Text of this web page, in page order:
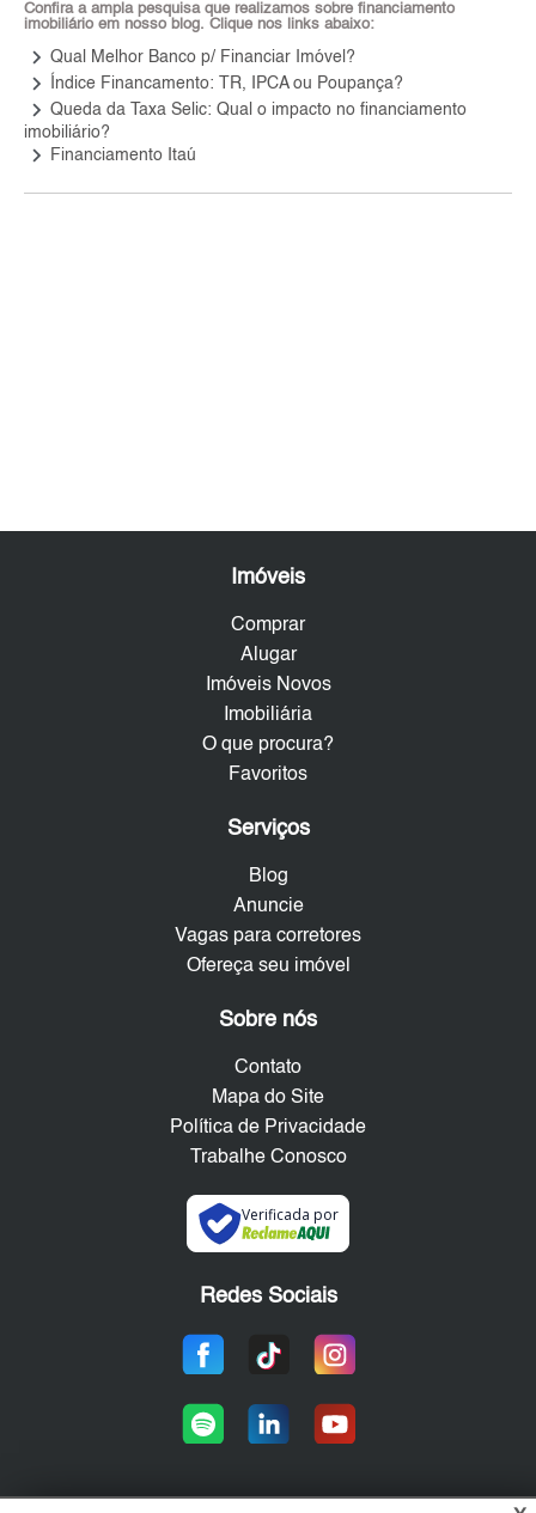
Confira a ampla pesquisa que realizamos sobre financiamento
imobiliário em nosso blog. Clique nos links abaixo:
keyboard_arrow_right Qual Melhor Banco p/ Financiar Imóvel?
keyboard_arrow_right Índice Financamento: TR, IPCA ou Poupança?
keyboard_arrow_right Queda da Taxa Selic: Qual o impacto no financiamento
imobiliário?
keyboard_arrow_right Financiamento Itaú
Imóveis
Comprar
Alugar
Imóveis Novos
Imobiliária
O que procura?
Favoritos
Serviços
Blog
Anuncie
Vagas para corretores
Ofereça seu imóvel
Sobre nós
Contato
Mapa do Site
Política de Privacidade
Trabalhe Conosco
Verificada por
Redes Sociais